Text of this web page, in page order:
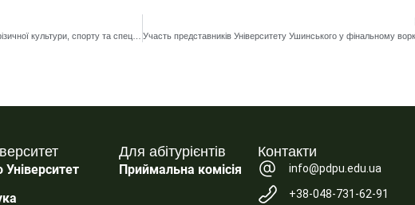
Університет
Для абітурієнтів
Приймальна комісія
Контакти
info@pdpu.edu.ua
+38-048-731-62-91